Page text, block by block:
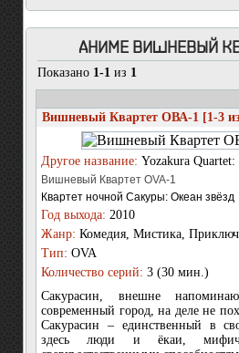
АНИМЕ ВИШНЕВЫЙ
Показано 1-1 из 1
Вишневый Квартет ОВА-1 [1-3
Другое название: Yozakura
Вишневый Квартет OVA-1
Квартет ночной Сакуры: Океан звёзд
Год выхода: 2010
Жанр: Комедия, Мистика,
Тип: OVA
Количество серий: 3 (30 мин.)
Сакурасин, внешне
современный город, на деле не
Сакурасин – единственный в
здесь люди и ёкаи,